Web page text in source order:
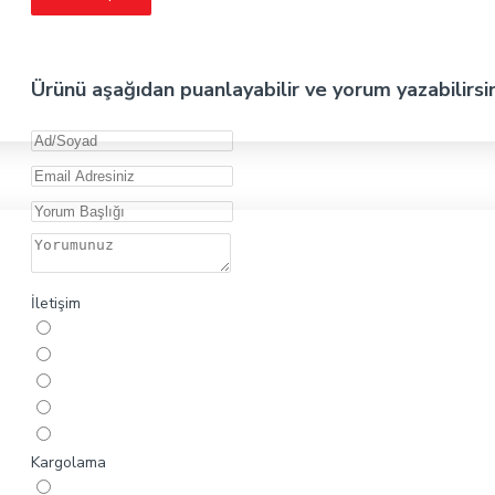
Ürünü aşağıdan puanlayabilir ve yorum
İletişim
Kargolama